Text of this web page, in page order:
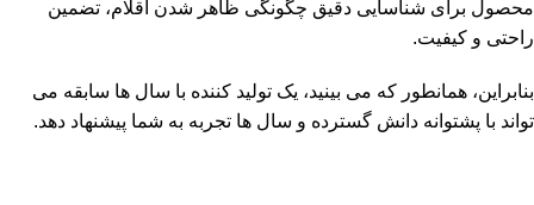
محصول برای شناسایی دقیق چگونگی ظاهر شدن اقلام، تضمین
راحتی و کیفیت.
بنابراین، همانطور که می بینید، یک تولید کننده با سال ها سابقه می
تواند با پشتوانه دانش گسترده و سال ها تجربه به شما پیشنهاد دهد.